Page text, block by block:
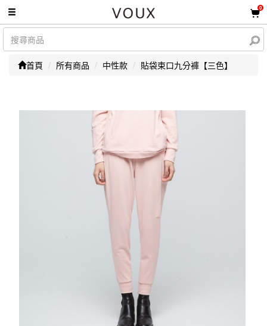
0
首頁 所有商品 中性款 貼袋束口九分褲【三色】